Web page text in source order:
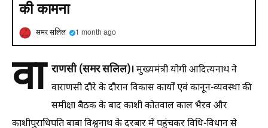
की कामना
समर सलिल 1 month ago
वा राणसी (समर सलिल)। मुख्यमंत्री योगी आदित्यनाथ ने
वाराणसी दौरे के दौरान विकास कार्यों एवं कानून-व्यवस्था की
समीक्षा बैठक के बाद काशी कोतवाल काल भैरव और
काशीपुराधिपति बाबा विश्वनाथ के दरबार में पहुंचकर विधि-विधान से